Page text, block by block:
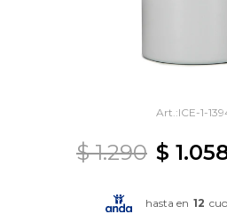
ICE-1-
$
$ 1.290
hasta en 12